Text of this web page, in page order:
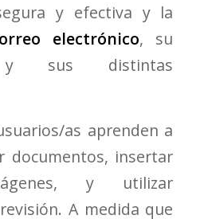
y efectiva y la
electrónico, su
y sus distintas
as aprenden a
documentos, insertar
y utilizar
A medida que